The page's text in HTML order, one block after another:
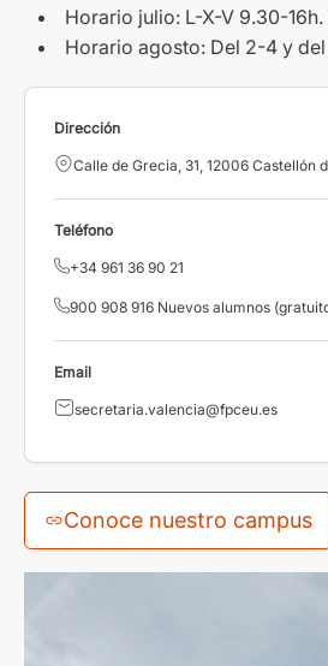
Horario julio: L-X-V 9.30-
Horario agosto: Del 2-4 y
Dirección
Calle de Grecia, 31, 12006 Castellón
Teléfono
+34 961 36 90 21
900 908 916 Nuevos alumnos
Email
secretaria.valencia@fpceu.es
Conoce nuestro campus